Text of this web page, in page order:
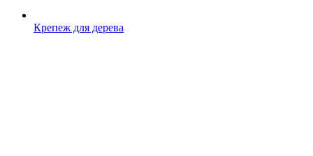
Крепеж для дерева